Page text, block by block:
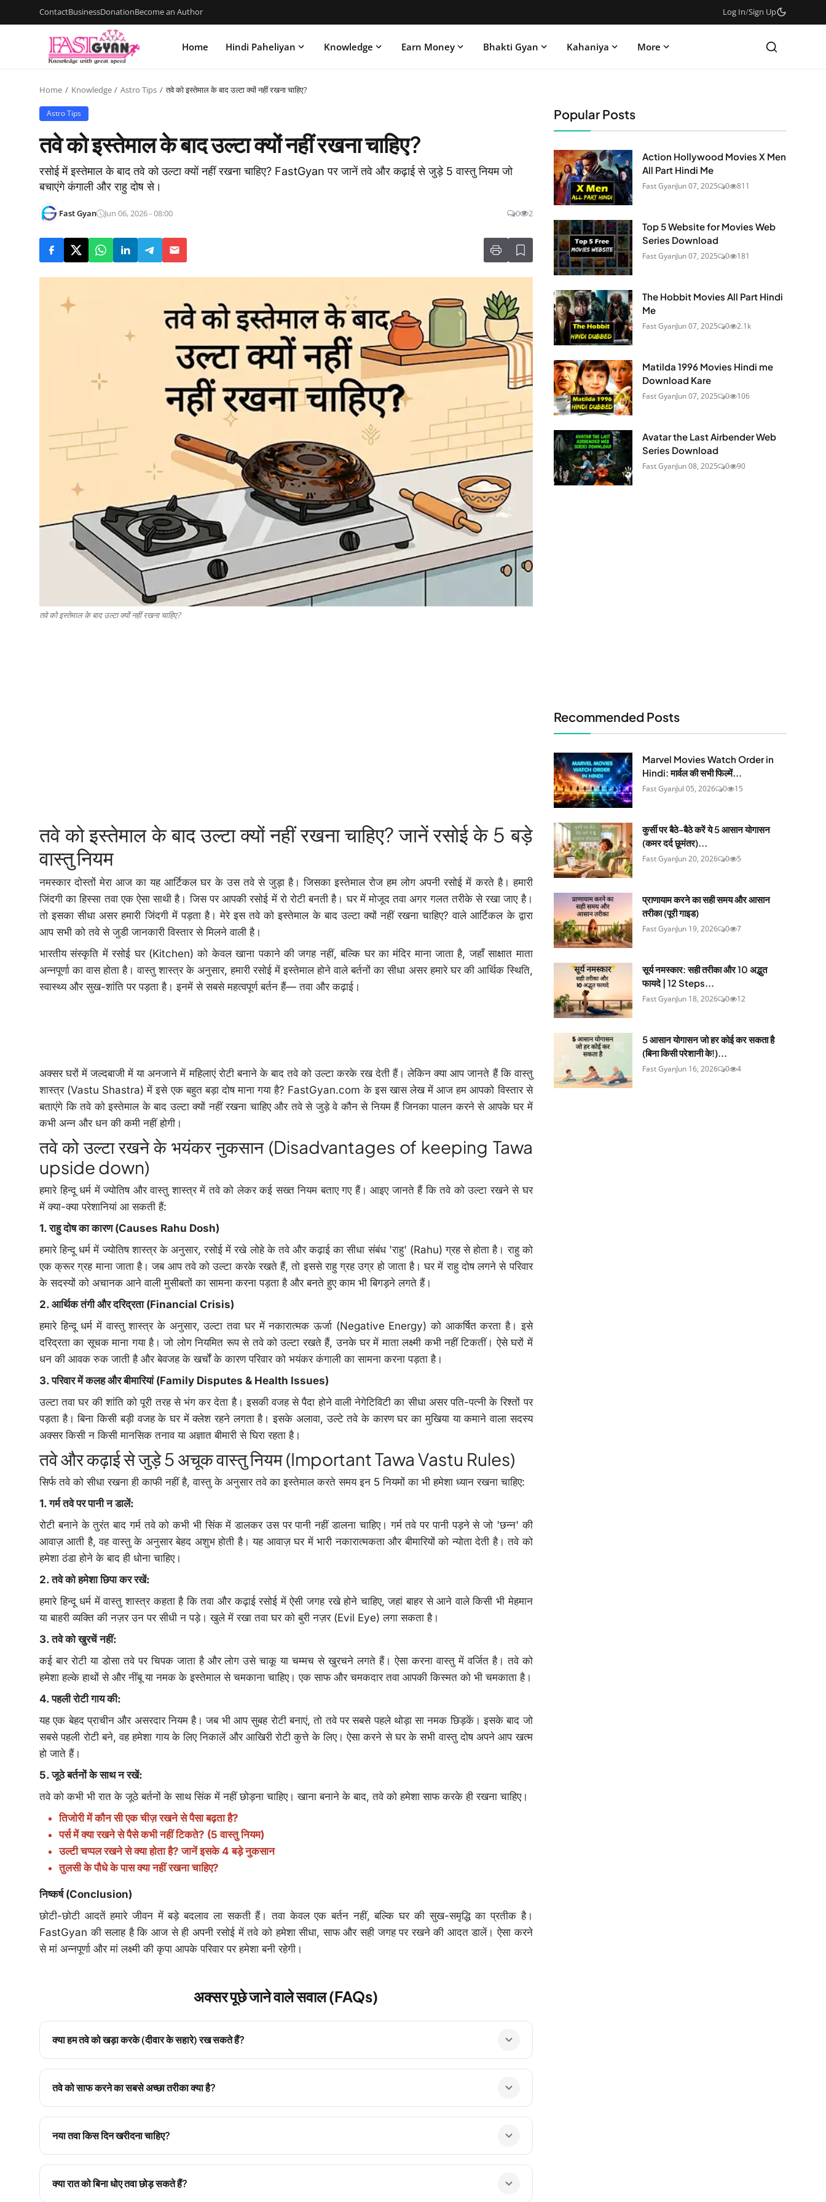
ContactBusinessDonationBecome an Author Log In/Sign Up
Home Hindi Paheliyan Knowledge Earn Money Bhakti Gyan Kahaniya More
Home Knowledge Astro Tips तवे को इस्तेमाल के बाद उल्टा क्यों नहीं रखना चाहिए?
Astro Tips
तवे को इस्तेमाल के बाद उल्टा क्यों नहीं रखना चाहिए?
रसोई में इस्तेमाल के बाद तवे को उल्टा क्यों नहीं रखना चाहिए? FastGyan पर जानें तवे और कढ़ाई से जुड़े 5 वास्तु नियम जो
बचाएंगे कंगाली और राहु दोष से।
Fast Gyan Jun 06, 2026 - 08:00 0 2
तवे को इस्तेमाल के बाद उल्टा क्यों नहीं रखना चाहिए?
तवे को इस्तेमाल के बाद उल्टा क्यों नहीं रखना चाहिए? जानें रसोई के 5 बड़े
वास्तु नियम
नमस्कार दोस्तों मेरा आज का यह आर्टिकल घर के उस तवे से जुड़ा है। जिसका इस्तेमाल रोज हम लोग अपनी रसोई में करते है। हमारी
जिंदगी का हिस्सा तवा एक ऐसा साथी है। जिस पर आपकी रसोई में रो रोटी बनती है। घर में मोजूद तवा अगर गलत तरीके से रखा जाए है।
तो इसका सीधा असर हमारी जिंदगी में पड़ता है। मेरे इस तवे को इस्तेमाल के बाद उल्टा क्यों नहीं रखना चाहिए? वाले आर्टिकल के द्वारा
आप सभी को तवे से जुडी जानकारी विस्तार से मिलने वाली है।
भारतीय संस्कृति में रसोई घर (Kitchen) को केवल खाना पकाने की जगह नहीं, बल्कि घर का मंदिर माना जाता है, जहाँ साक्षात माता
अन्नपूर्णा का वास होता है। वास्तु शास्त्र के अनुसार, हमारी रसोई में इस्तेमाल होने वाले बर्तनों का सीधा असर हमारे घर की आर्थिक स्थिति,
स्वास्थ्य और सुख-शांति पर पड़ता है। इनमें से सबसे महत्वपूर्ण बर्तन हैं— तवा और कढ़ाई।
अक्सर घरों में जल्दबाजी में या अनजाने में महिलाएं रोटी बनाने के बाद तवे को उल्टा करके रख देती हैं। लेकिन क्या आप जानते हैं कि वास्तु
शास्त्र (Vastu Shastra) में इसे एक बहुत बड़ा दोष माना गया है? FastGyan.com के इस खास लेख में आज हम आपको विस्तार से
बताएंगे कि तवे को इस्तेमाल के बाद उल्टा क्यों नहीं रखना चाहिए और तवे से जुड़े वे कौन से नियम हैं जिनका पालन करने से आपके घर में
कभी अन्न और धन की कमी नहीं होगी।
तवे को उल्टा रखने के भयंकर नुकसान (Disadvantages of keeping Tawa
upside down)
हमारे हिन्दू धर्म में ज्योतिष और वास्तु शास्त्र में तवे को लेकर कई सख्त नियम बताए गए हैं। आइए जानते हैं कि तवे को उल्टा रखने से घर
में क्या-क्या परेशानियां आ सकती हैं:
1. राहु दोष का कारण (Causes Rahu Dosh)
हमारे हिन्दू धर्म में ज्योतिष शास्त्र के अनुसार, रसोई में रखे लोहे के तवे और कढ़ाई का सीधा संबंध 'राहु' (Rahu) ग्रह से होता है। राहु को
एक क्रूर ग्रह माना जाता है। जब आप तवे को उल्टा करके रखते हैं, तो इससे राहु ग्रह उग्र हो जाता है। घर में राहु दोष लगने से परिवार
के सदस्यों को अचानक आने वाली मुसीबतों का सामना करना पड़ता है और बनते हुए काम भी बिगड़ने लगते हैं।
2. आर्थिक तंगी और दरिद्रता (Financial Crisis)
हमारे हिन्दू धर्म में वास्तु शास्त्र के अनुसार, उल्टा तवा घर में नकारात्मक ऊर्जा (Negative Energy) को आकर्षित करता है। इसे
दरिद्रता का सूचक माना गया है। जो लोग नियमित रूप से तवे को उल्टा रखते हैं, उनके घर में माता लक्ष्मी कभी नहीं टिकतीं। ऐसे घरों में
धन की आवक रुक जाती है और बेवजह के खर्चों के कारण परिवार को भयंकर कंगाली का सामना करना पड़ता है।
3. परिवार में कलह और बीमारियां (Family Disputes & Health Issues)
उल्टा तवा घर की शांति को पूरी तरह से भंग कर देता है। इसकी वजह से पैदा होने वाली नेगेटिविटी का सीधा असर पति-पत्नी के रिश्तों पर
पड़ता है। बिना किसी बड़ी वजह के घर में क्लेश रहने लगता है। इसके अलावा, उल्टे तवे के कारण घर का मुखिया या कमाने वाला सदस्य
अक्सर किसी न किसी मानसिक तनाव या अज्ञात बीमारी से घिरा रहता है।
तवे और कढ़ाई से जुड़े 5 अचूक वास्तु नियम (Important Tawa Vastu Rules)
सिर्फ तवे को सीधा रखना ही काफी नहीं है, वास्तु के अनुसार तवे का इस्तेमाल करते समय इन 5 नियमों का भी हमेशा ध्यान रखना चाहिए:
1. गर्म तवे पर पानी न डालें:
रोटी बनाने के तुरंत बाद गर्म तवे को कभी भी सिंक में डालकर उस पर पानी नहीं डालना चाहिए। गर्म तवे पर पानी पड़ने से जो 'छन्न' की
आवाज़ आती है, वह वास्तु के अनुसार बेहद अशुभ होती है। यह आवाज़ घर में भारी नकारात्मकता और बीमारियों को न्योता देती है। तवे को
हमेशा ठंडा होने के बाद ही धोना चाहिए।
2. तवे को हमेशा छिपा कर रखें:
हमारे हिन्दू धर्म में वास्तु शास्त्र कहता है कि तवा और कढ़ाई रसोई में ऐसी जगह रखे होने चाहिए, जहां बाहर से आने वाले किसी भी मेहमान
या बाहरी व्यक्ति की नज़र उन पर सीधी न पड़े। खुले में रखा तवा घर को बुरी नज़र (Evil Eye) लगा सकता है।
3. तवे को खुरचें नहीं:
कई बार रोटी या डोसा तवे पर चिपक जाता है और लोग उसे चाकू या चम्मच से खुरचने लगते हैं। ऐसा करना वास्तु में वर्जित है। तवे को
हमेशा हल्के हाथों से और नींबू या नमक के इस्तेमाल से चमकाना चाहिए। एक साफ और चमकदार तवा आपकी किस्मत को भी चमकाता है।
4. पहली रोटी गाय की:
यह एक बेहद प्राचीन और असरदार नियम है। जब भी आप सुबह रोटी बनाएं, तो तवे पर सबसे पहले थोड़ा सा नमक छिड़कें। इसके बाद जो
सबसे पहली रोटी बने, वह हमेशा गाय के लिए निकालें और आखिरी रोटी कुत्ते के लिए। ऐसा करने से घर के सभी वास्तु दोष अपने आप खत्म
हो जाते हैं।
5. जूठे बर्तनों के साथ न रखें:
तवे को कभी भी रात के जूठे बर्तनों के साथ सिंक में नहीं छोड़ना चाहिए। खाना बनाने के बाद, तवे को हमेशा साफ करके ही रखना चाहिए।
तिजोरी में कौन सी एक चीज़ रखने से पैसा बढ़ता है?
पर्स में क्या रखने से पैसे कभी नहीं टिकते? (5 वास्तु नियम)
उल्टी चप्पल रखने से क्या होता है? जानें इसके 4 बड़े नुकसान
तुलसी के पौधे के पास क्या नहीं रखना चाहिए?
निष्कर्ष (Conclusion)
छोटी-छोटी आदतें हमारे जीवन में बड़े बदलाव ला सकती हैं। तवा केवल एक बर्तन नहीं, बल्कि घर की सुख-समृद्धि का प्रतीक है।
FastGyan की सलाह है कि आज से ही अपनी रसोई में तवे को हमेशा सीधा, साफ और सही जगह पर रखने की आदत डालें। ऐसा करने
से मां अन्नपूर्णा और मां लक्ष्मी की कृपा आपके परिवार पर हमेशा बनी रहेगी।
अक्सर पूछे जाने वाले सवाल (FAQs)
क्या हम तवे को खड़ा करके (दीवार के सहारे) रख सकते हैं?
तवे को साफ करने का सबसे अच्छा तरीका क्या है?
नया तवा किस दिन खरीदना चाहिए?
क्या रात को बिना धोए तवा छोड़ सकते हैं?
Popular Posts
Action Hollywood Movies X Men
All Part Hindi Me
Fast GyanJun 07, 2025 0 811
Top 5 Website for Movies Web
Series Download
Fast GyanJun 07, 2025 0 181
The Hobbit Movies All Part Hindi
Me
Fast GyanJun 07, 2025 0 2.1k
Matilda 1996 Movies Hindi me
Download Kare
Fast GyanJun 07, 2025 0 106
Avatar the Last Airbender Web
Series Download
Fast GyanJun 08, 2025 0 90
Recommended Posts
Marvel Movies Watch Order in
Hindi: मार्वल की सभी फिल्में...
Fast GyanJul 05, 2026 0 15
कुर्सी पर बैठे-बैठे करें ये 5 आसान योगासन
(कमर दर्द छूमंतर)...
Fast GyanJun 20, 2026 0 5
प्राणायाम करने का सही समय और आसान
तरीका (पूरी गाइड)
Fast GyanJun 19, 2026 0 7
सूर्य नमस्कार: सही तरीका और 10 अद्भुत
फायदे | 12 Steps...
Fast GyanJun 18, 2026 0 12
5 आसान योगासन जो हर कोई कर सकता है
(बिना किसी परेशानी के!)...
Fast GyanJun 16, 2026 0 4